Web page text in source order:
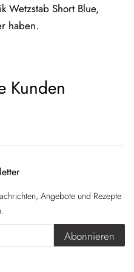
Wetzstab Short Blue,
haben.
Kunden
Angebote und Rezepte
Abonnieren